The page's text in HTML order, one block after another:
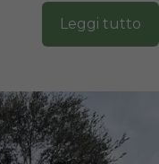
Leggi tutto